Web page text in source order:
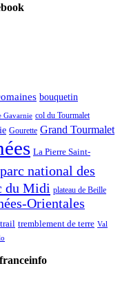
bouquetin
Gavarnie col du Tourmalet
Gourette Grand Tourmalet
La Pierre Saint-
parc national des
du Midi plateau de Beille
Orientales
trail tremblement de terre Val